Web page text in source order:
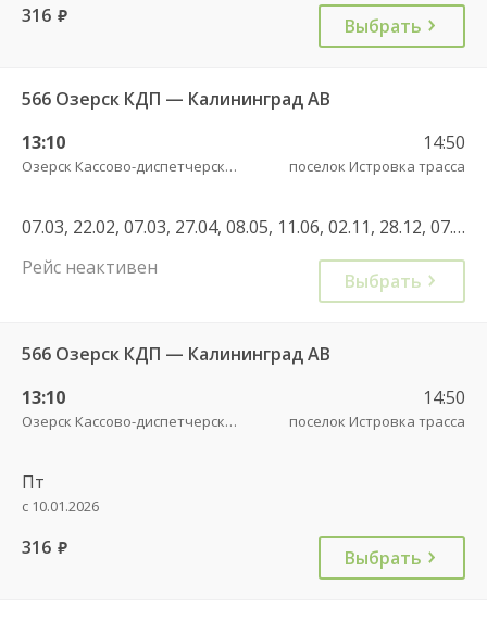
316 руб. Выбрать
566 Озерск КДП — Калининград АВ
13:10
Озерск Кассово-диспетчерский пункт
14:50
поселок Истровка трасса
07.03, 22.02, 07.03, 27.04, 08.05, 11.06, 02.11, 28.12, 07.05, 30.04, 11.06, 01.11
Рейс неактивен
Выбрать
566 Озерск КДП — Калининград АВ
13:10
Озерск Кассово-диспетчерский пункт
14:50
поселок Истровка трасса
Пт
с 10.01.2026
316 руб. Выбрать